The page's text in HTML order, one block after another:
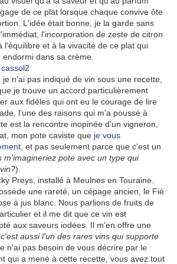
de ce plat lorsque chaque convive ôte
L'idée était bonne, je la garde sans
l'incorporation de zeste de citron
l'équilibre et à la vivacité de ce plat qui
dans sa crème.
n'ai pas indiqué de vin sous une recette,
je trouve un accord particulièrement
aux fidèles qui ont eu le courage de lire
l'une des raisons qui m'a poussé à
est la rencontre inopinée d'un vigneron,
mon pote caviste que je vous
, et pas seulement parce que c'est un
m'imagineriez pote avec un type qui
).
Preys, installé à Meulnes en Touraine.
une rareté, un cépage ancien, le Fié
à jus blanc. Nous parlions de fruits de
et il me dit que ce vin est
aux saveurs iodées. Il m'en offre une
c'est aussi l'un des rares vins qui supporte
n'ai pas besoin de vous décrire par le
qui a mené à cette recette, vous avez tout